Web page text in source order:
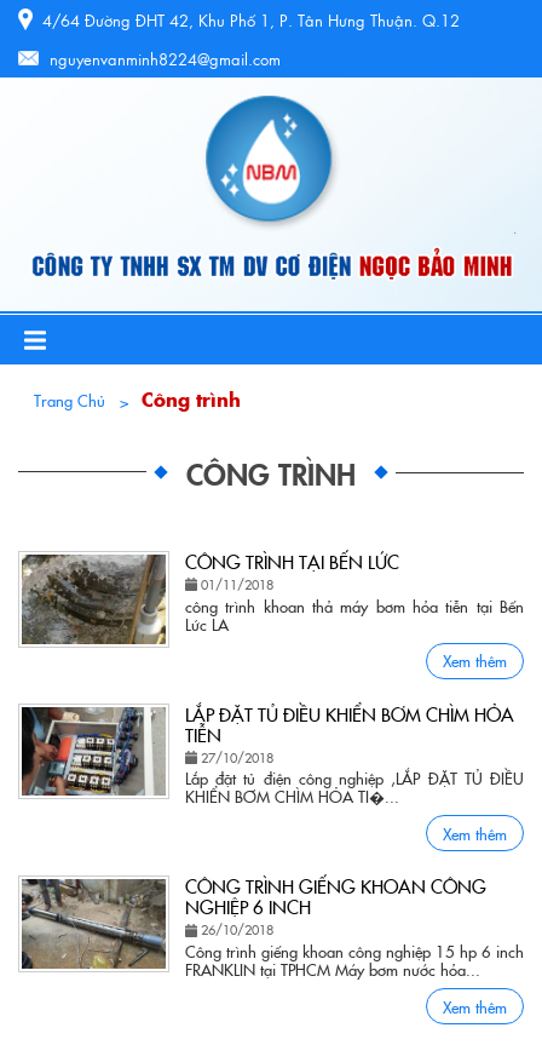
4/64 Đường ĐHT 42, Khu Phố 1, P. Tân Hưng Thuận. Q.12
nguyenvanminh8224@gmail.com
Trang Chủ Công trình
CÔNG TRÌNH
CÔNG TRÌNH TẠI BẾN LỨC
01/11/2018
công trình khoan thả máy bơm hỏa tiễn tại Bến
Lức LA
Xem thêm
LẮP ĐẶT TỦ ĐIỀU KHIỂN BƠM CHÌM HỎA
TIỄN
27/10/2018
Lắp đặt tủ điện công nghiệp ,LẮP ĐẶT TỦ ĐIỀU
KHIỂN BƠM CHÌM HỎA TI�...
Xem thêm
CÔNG TRÌNH GIẾNG KHOAN CÔNG
NGHIỆP 6 INCH
26/10/2018
Công trình giếng khoan công nghiệp 15 hp 6 inch
FRANKLIN tại TPHCM Máy bơm nước hỏa...
Xem thêm